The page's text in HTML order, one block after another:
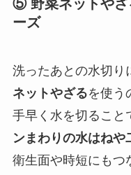
⑤ 野菜ネットやざ
ーズ
洗ったあとの水切り
ネットやざるを使う
手早く水を切ること
ンまわりの水はねや
衛生面や時短にもつ